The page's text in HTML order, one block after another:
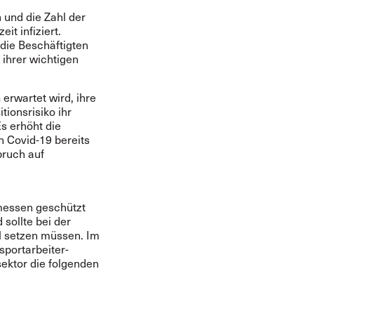
die Zahl der
infiziert.
Beschäftigten
ihrer wichtigen
erwartet wird, ihre
ihr
erhöht die
Covid-19 bereits
auf
geschützt
sollte bei der
müssen. Im
die folgenden